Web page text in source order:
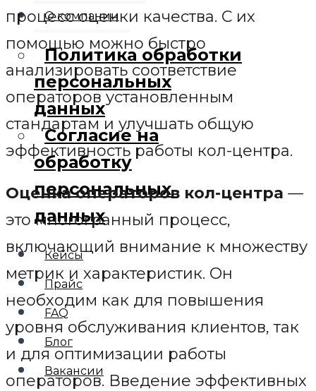
О компании
Политика обработки
персональных
данных
Согласие на
обработку
персональных
данных
Кейсы
Прайс
FAQ
Блог
Вакансии
процесс оценки качества. С их
помощью можно быстро
анализировать соответствие
операторов установленным
стандартам и улучшать общую
эффективность работы кол-центра.
Оценка операторов кол-центра —
это многогранный процесс,
включающий внимание к множеству
метрик и характеристик. Он
необходим как для повышения
уровня обслуживания клиентов, так
и для оптимизации работы
операторов. Введение эффективных